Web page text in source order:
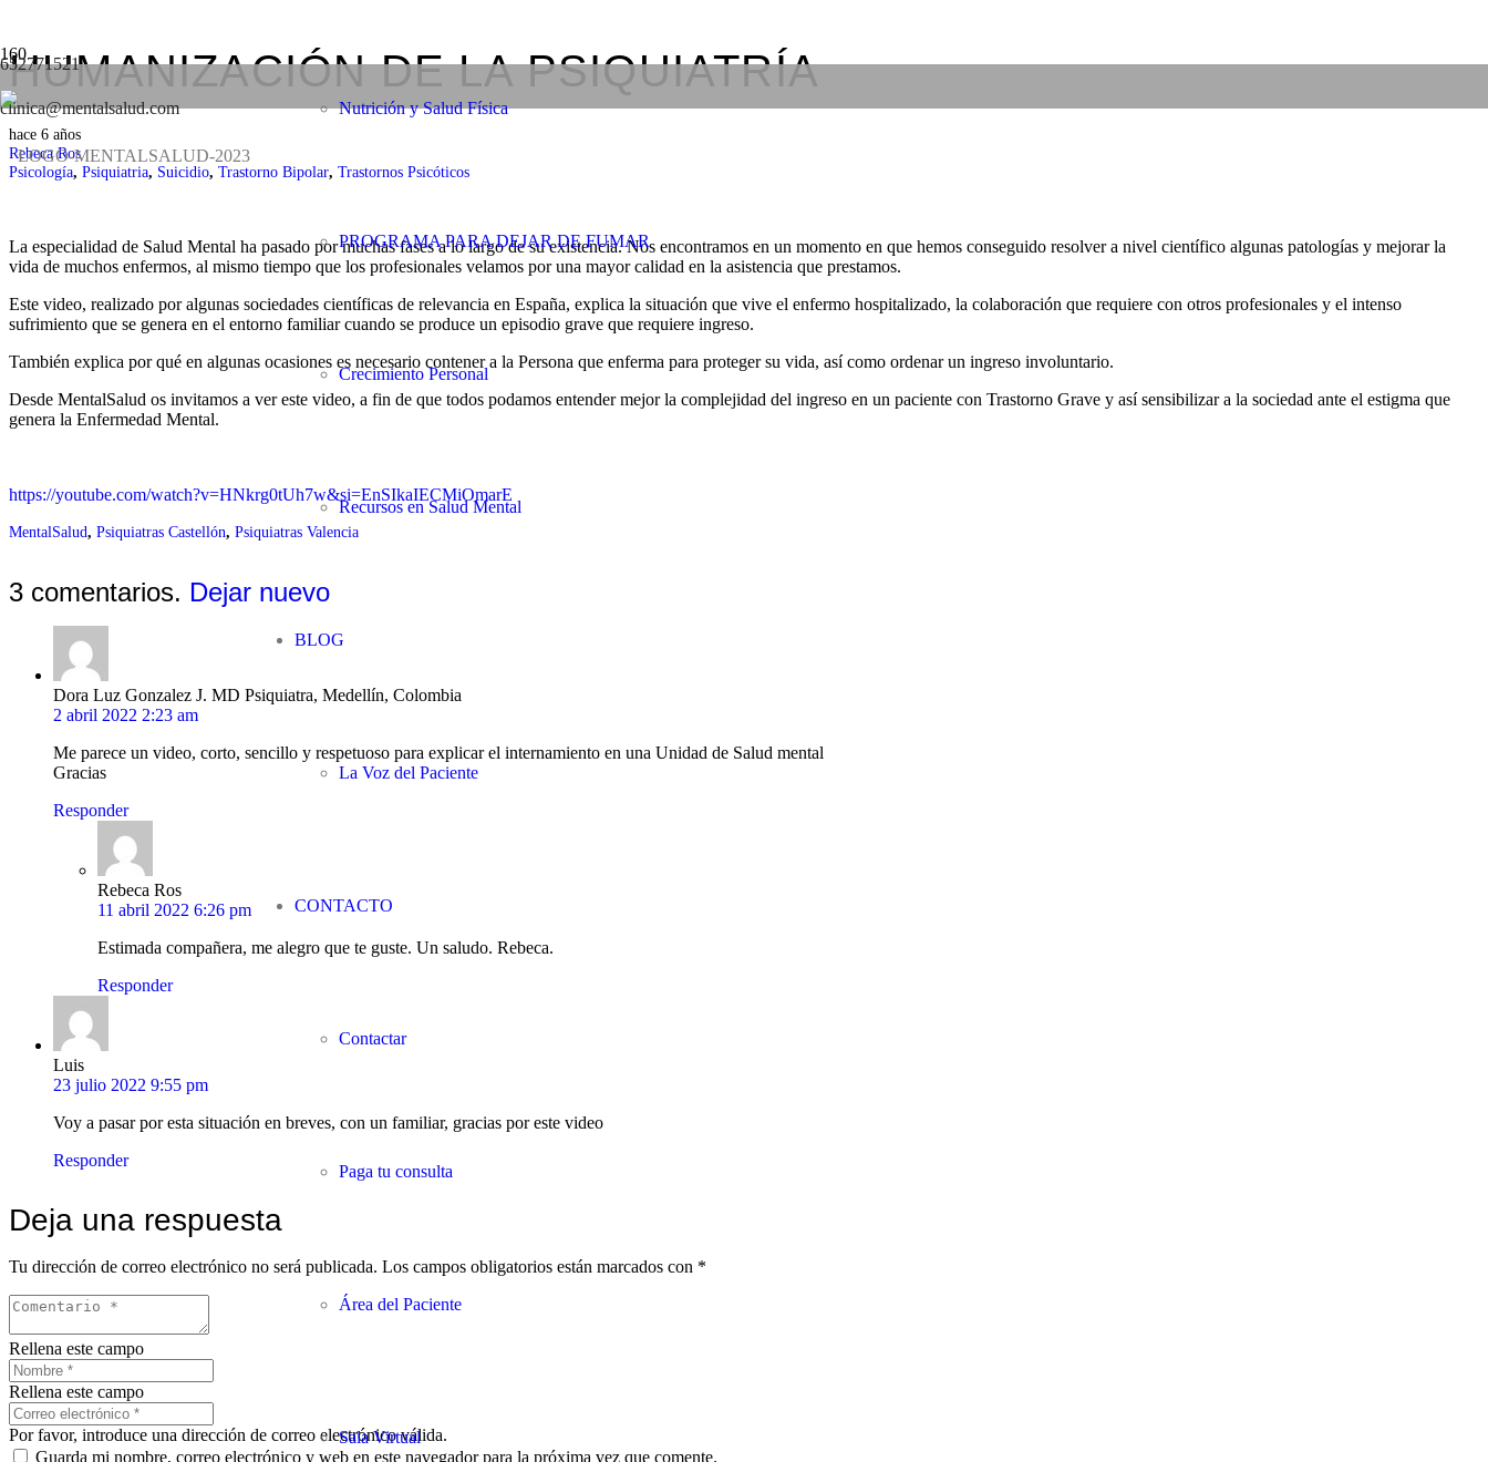
652771521
clinica@mentalsalud.com Nutrición y Salud Física
PROGRAMA PARA DEJAR DE FUMAR
Crecimiento Personal
Recursos en Salud Mental
BLOG
La Voz del Paciente
CONTACTO
Contactar
Paga tu consulta
Área del Paciente
Sala Virtual
HUMANIZACIÓN DE LA PSIQUIATRÍA
hace 6 años
Rebeca Ros
Psicología, Psiquiatria, Suicidio, Trastorno Bipolar, Trastornos Psicóticos
La especialidad de Salud Mental ha pasado por muchas fases a lo largo de su existencia. Nos encontramos en un momento en que hemos conseguido resolver a nivel científico algunas patologías y mejorar la
vida de muchos enfermos, al mismo tiempo que los profesionales velamos por una mayor calidad en la asistencia que prestamos.
Este video, realizado por algunas sociedades científicas de relevancia en España, explica la situación que vive el enfermo hospitalizado, la colaboración que requiere con otros profesionales y el intenso
sufrimiento que se genera en el entorno familiar cuando se produce un episodio grave que requiere ingreso.
También explica por qué en algunas ocasiones es necesario contener a la Persona que enferma para proteger su vida, así como ordenar un ingreso involuntario.
Desde MentalSalud os invitamos a ver este video, a fin de que todos podamos entender mejor la complejidad del ingreso en un paciente con Trastorno Grave y así sensibilizar a la sociedad ante el estigma que
genera la Enfermedad Mental.
https://youtube.com/watch?v=HNkrg0tUh7w&si=EnSIkaIECMiOmarE
MentalSalud, Psiquiatras Castellón, Psiquiatras Valencia
3 comentarios. Dejar nuevo
Dora Luz Gonzalez J. MD Psiquiatra, Medellín, Colombia
2 abril 2022 2:23 am
Me parece un video, corto, sencillo y respetuoso para explicar el internamiento en una Unidad de Salud mental
Gracias
Responder
Rebeca Ros
11 abril 2022 6:26 pm
Estimada compañera, me alegro que te guste. Un saludo. Rebeca.
Responder
Luis
23 julio 2022 9:55 pm
Voy a pasar por esta situación en breves, con un familiar, gracias por este video
Responder
Deja una respuesta
Tu dirección de correo electrónico no será publicada. Los campos obligatorios están marcados con *
Rellena este campo
Rellena este campo
Por favor, introduce una dirección de correo electrónico válida.
Guarda mi nombre, correo electrónico y web en este navegador para la próxima vez que comente.